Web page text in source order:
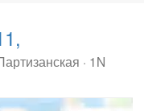
· 1N